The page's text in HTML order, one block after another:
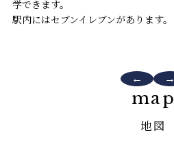
学できます。
駅内にはセブンイレブンがあります。
← →
map
地図